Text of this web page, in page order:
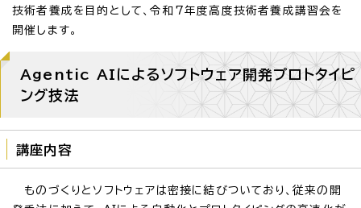
技術者養成を目的として、令和7年度高度技術者養成講習会を
開催します。
Agentic AIによるソフトウェア開発プロトタイピ
ング技法
講座内容
ものづくりとソフトウェアは密接に結びついており、従来の開